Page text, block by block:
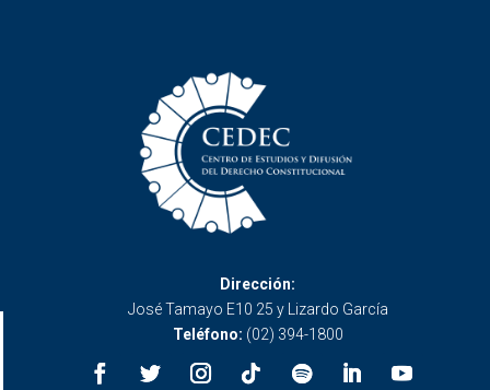
Dirección:
José Tamayo E10 25 y Lizardo García
Teléfono: (02) 394-1800